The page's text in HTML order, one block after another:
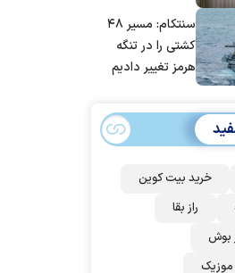
مردم ایران استسنتکام: مسیر ۴۸
کشتی را در تنگه
هرمز تغییر دادیم
خرید بیت کوین
راز بقا
بوش
موزیک